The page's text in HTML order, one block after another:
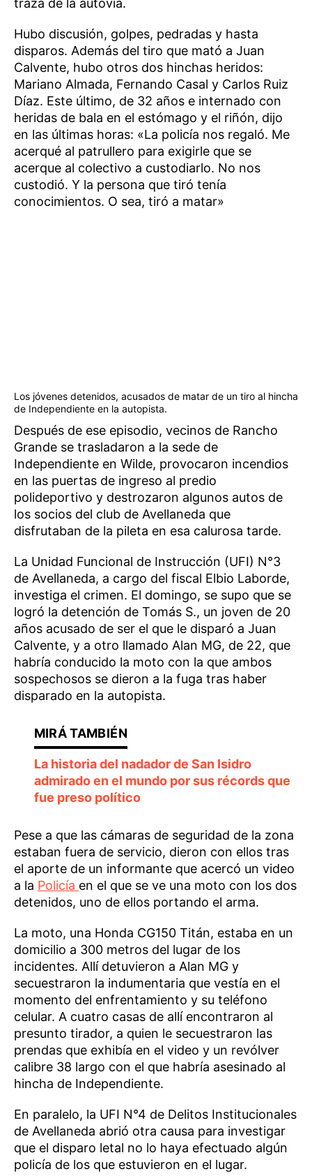
traza de la autovía.
Hubo discusión, golpes, pedradas y hasta
disparos. Además del tiro que mató a Juan
Calvente, hubo otros dos hinchas heridos:
Mariano Almada, Fernando Casal y Carlos Ruiz
Díaz. Este último, de 32 años e internado con
heridas de bala en el estómago y el riñón, dijo
en las últimas horas: «La policía nos regaló. Me
acerqué al patrullero para exigirle que se
acerque al colectivo a custodiarlo. No nos
custodió. Y la persona que tiró tenía
conocimientos. O sea, tiró a matar»
Los jóvenes detenidos, acusados de matar de un tiro al hincha
de Independiente en la autopista.
Después de ese episodio, vecinos de Rancho
Grande se trasladaron a la sede de
Independiente en Wilde, provocaron incendios
en las puertas de ingreso al predio
polideportivo y destrozaron algunos autos de
los socios del club de Avellaneda que
disfrutaban de la pileta en esa calurosa tarde.
La Unidad Funcional de Instrucción (UFI) N°3
de Avellaneda, a cargo del fiscal Elbio Laborde,
investiga el crimen. El domingo, se supo que se
logró la detención de Tomás S., un joven de 20
años acusado de ser el que le disparó a Juan
Calvente, y a otro llamado Alan MG, de 22, que
habría conducido la moto con la que ambos
sospechosos se dieron a la fuga tras haber
disparado en la autopista.
La historia del nadador de San Isidro
admirado en el mundo por sus récords que
fue preso político
Pese a que las cámaras de seguridad de la zona
estaban fuera de servicio, dieron con ellos tras
el aporte de un informante que acercó un video
a la Policía en el que se ve una moto con los dos
detenidos, uno de ellos portando el arma.
La moto, una Honda CG150 Titán, estaba en un
domicilio a 300 metros del lugar de los
incidentes. Allí detuvieron a Alan MG y
secuestraron la indumentaria que vestía en el
momento del enfrentamiento y su teléfono
celular. A cuatro casas de allí encontraron al
presunto tirador, a quien le secuestraron las
prendas que exhibía en el video y un revólver
calibre 38 largo con el que habría asesinado al
hincha de Independiente.
En paralelo, la UFI N°4 de Delitos Institucionales
de Avellaneda abrió otra causa para investigar
que el disparo letal no lo haya efectuado algún
policía de los que estuvieron en el lugar.